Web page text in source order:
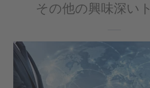
その他の興味深い